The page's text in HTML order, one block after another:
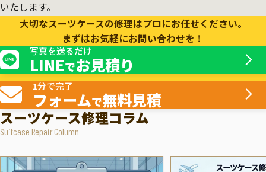
いたします。
大切なスーツケースの修理はプロにお任せください。
まずはお気軽にお問い合わせを！
写真を送るだけ
LINEでお見積り
1分で完了
フォームで無料見積
スーツケース修理コラム
Suitcase Repair Column